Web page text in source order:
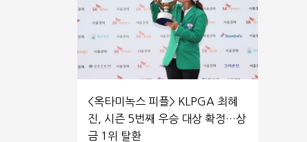
<옥타미녹스 피플> KLPGA 최혜
진, 시즌 5번째 우승 대상 확정…상
금 1위 탈환